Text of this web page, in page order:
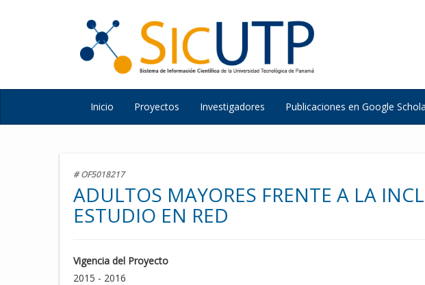
Inicio Proyectos Investigadores Publicaciones en Google
# OF5018217
ADULTOS MAYORES FRENTE A LA
ESTUDIO EN RED
Vigencia del Proyecto
2015 - 2016